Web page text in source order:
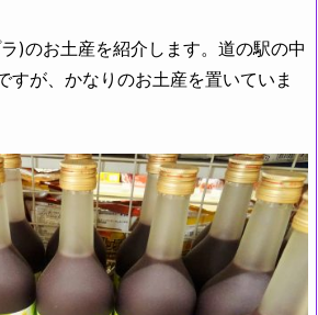
)のお土産を紹介します。道の駅の中
すが、かなりのお土産を置いていま